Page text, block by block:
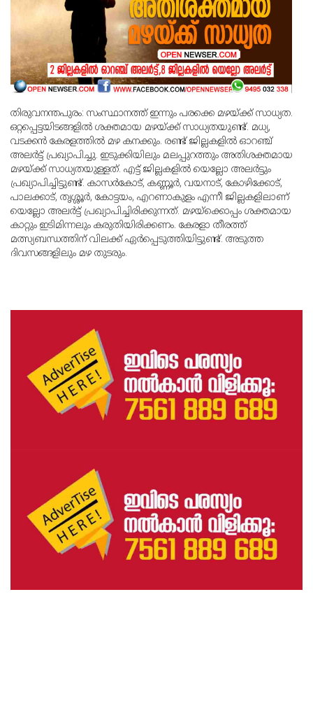
തിരുവനന്തപുരം: സംസ്ഥാനത്ത് ഇന്നും പരക്കെ മഴയ്ക്ക് സാധ്യത.
ഒറ്റപ്പെട്ടയിടങ്ങളില്‍ ശക്തമായ മഴയ്ക്ക് സാധ്യതയുണ്ട്. മധ്യ,
വടക്കന്‍ കേരളത്തില്‍ മഴ കനക്കും. രണ്ട് ജില്ലകളില്‍ ഓറഞ്ച്
അലര്‍ട്ട് പ്രഖ്യാപിച്ചു. ഇടുക്കിയിലും മലപ്പുറത്തും അതിശക്തമായ
മഴയ്ക്ക് സാധ്യതയുള്ളത്. എട്ട് ജില്ലകളില്‍ യെല്ലോ അലര്‍ട്ടും
പ്രഖ്യാപിച്ചിട്ടുണ്ട്. കാസര്‍കോട്, കണ്ണൂര്‍, വയനാട്, കോഴിക്കോട്,
പാലക്കാട്, തൃശ്ശൂര്‍, കോട്ടയം, എറണാകുളം എന്നീ ജില്ലകളിലാണ്
യെല്ലോ അലര്‍ട്ട് പ്രഖ്യാപിച്ചിരിക്കുന്നത്. മഴയ്‌ക്കൊപ്പം ശക്തമായ
കാറ്റും ഇടിമിന്നലും കരുതിയിരിക്കണം. കേരളാ തീരത്ത്
മത്സ്യബന്ധത്തിന് വിലക്ക് ഏര്‍പ്പെടുത്തിയിട്ടുണ്ട്. അടുത്ത
ദിവസങ്ങളിലും മഴ തുടരും.